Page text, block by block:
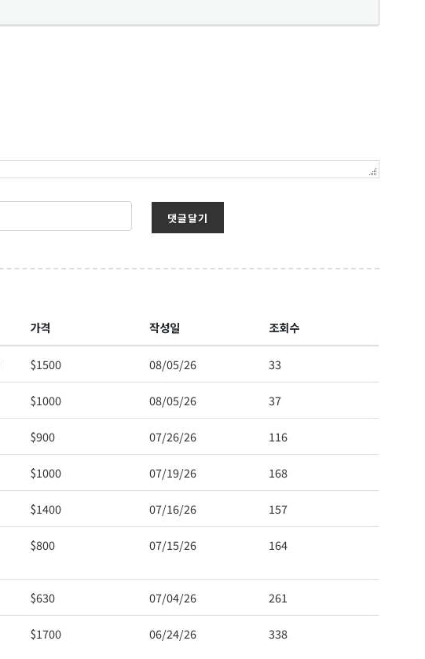
댓글달기
가격 작성일 조회수
$1500 08/05/26 33
$1000 08/05/26 37
$900 07/26/26 116
$1000 07/19/26 168
$1400 07/16/26 157
$800 07/15/26 164
$630 07/04/26 261
$1700 06/24/26 338
Group, 23416 Hwy 99
to receive emails at any time